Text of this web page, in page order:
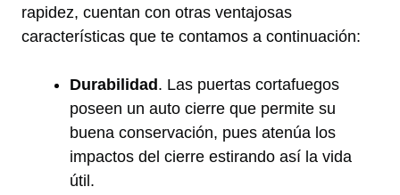
rapidez, cuentan con otras ventajosas
características que te contamos a continuación:
Durabilidad . Las puertas cortafuegos
poseen un auto cierre que permite su
buena conservación, pues atenúa los
impactos del cierre estirando así la vida
útil.